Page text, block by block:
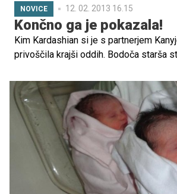
NOVICE 12. 02. 2013 16.15
Končno ga je pokazala!
Kim Kardashian si je s partnerjem
privoščila krajši oddih. Bodoča starša
skriti pred vsiljivimi paparaci, ki so
koraku. Vedno elegantna zvezdnica
svojega rastočega trebuščka, temveč
razkazovala v tesni beli obleki.